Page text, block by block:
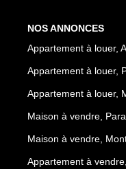
NOS ANNONCES
Appartement à louer,
Appartement à louer,
Appartement à louer,
Maison à vendre,
Maison à vendre,
Appartement à